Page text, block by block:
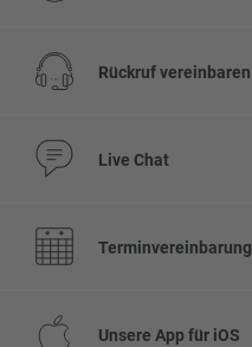
Rückruf vereinbaren
Live Chat
Terminvereinbarung
Unsere App für iOS